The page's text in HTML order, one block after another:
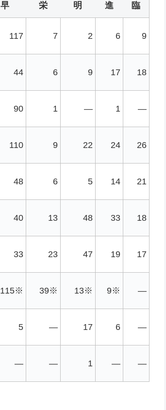
早 栄 明 進 臨
117 7 2 6 9
44 6 9 17 18
90 1 — 1 —
110 9 22 24 26
48 6 5 14 21
40 13 48 33 18
33 23 47 19 17
115※ 39※ 13※ 9※ —
5 — 17 6 —
— — 1 — —